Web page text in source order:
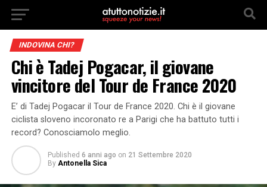
INDOVINA CHI?
Chi è Tadej Pogacar, il giovane
vincitore del Tour de France 2020
E’ di Tadej Pogacar il Tour de France 2020. Chi è il giovane
ciclista sloveno incoronato re a Parigi che ha battuto tutti i
record? Conosciamolo meglio.
Published 6 anni ago on 21 Settembre 2020
By Antonella Sica